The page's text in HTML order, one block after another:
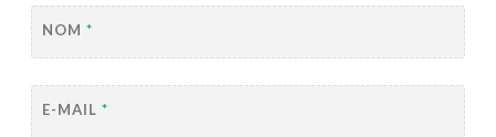
NOM *
E-MAIL *